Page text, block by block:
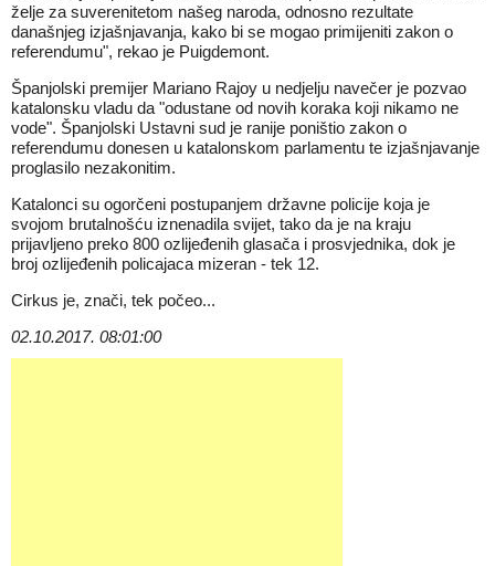
želje za suverenitetom našeg naroda, odnosno rezultate
današnjeg izjašnjavanja, kako bi se mogao primijeniti zakon o
referendumu", rekao je Puigdemont.
Španjolski premijer Mariano Rajoy u nedjelju navečer je pozvao
katalonsku vladu da "odustane od novih koraka koji nikamo ne
vode". Španjolski Ustavni sud je ranije poništio zakon o
referendumu donesen u katalonskom parlamentu te izjašnjavanje
proglasilo nezakonitim.
Katalonci su ogorčeni postupanjem državne policije koja je
svojom brutalnošću iznenadila svijet, tako da je na kraju
prijavljeno preko 800 ozlijeđenih glasača i prosvjednika, dok je
broj ozlijeđenih policajaca mizeran - tek 12.
Cirkus je, znači, tek počeo...
02.10.2017. 08:01:00